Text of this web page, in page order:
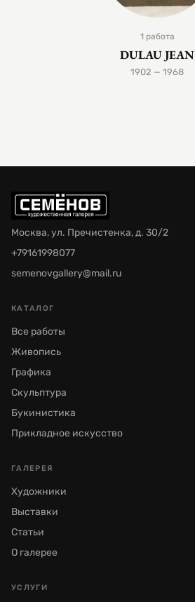
1 работа
DULAU JEAN
1902 — 1968
Москва, ул. Пречистенка, д. 30/2
+79161998077
semenovgallery@mail.ru
КАТАЛОГ
Все работы
Живопись
Графика
Скульптура
Букинистика
Прикладное искусство
ГАЛЕРЕЯ
Художники
Выставки
Статьи
О галерее
УСЛУГИ